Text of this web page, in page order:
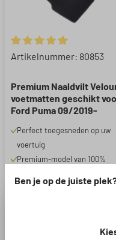
Gemiddelde waardering
Artikelnummer: 80853
Premium Naaldvilt
voetmatten geschikt
Ford Puma 09/2019-
Perfect toegesneden op uw
voertuig
Premium-model van 100%
in luxe stijl, extreem zacht
Standaardmodel: 600 g/m2
Ben je op de juiste